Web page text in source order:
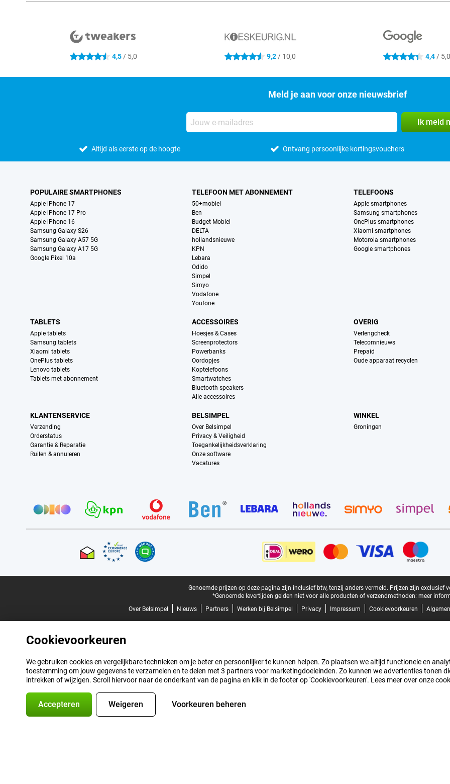
4.5 sterren 4,5/ 5,0 4.6 sterren 9,2/ 10,0 4.4 sterren 4,4 / 5,0
Meld je aan voor onze nieuwsbrief
Ik meld
Altijd als eerste op de hoogte Ontvang persoonlijke kortingsvouchers
POPULAIRE SMARTPHONES
Apple iPhone 17
Apple iPhone 17 Pro
Apple iPhone 16
Samsung Galaxy S26
Samsung Galaxy A57 5G
Samsung Galaxy A17 5G
Google Pixel 10a
TELEFOON MET ABONNEMENT
50+mobiel
Ben
Budget Mobiel
DELTA
hollandsnieuwe
KPN
Lebara
Odido
Simpel
Simyo
Vodafone
Youfone
TELEFOONS
Apple smartphones
Samsung smartphones
OnePlus smartphones
Xiaomi smartphones
Motorola smartphones
Google smartphones
TABLETS
Apple tablets
Samsung tablets
Xiaomi tablets
OnePlus tablets
Lenovo tablets
Tablets met abonnement
ACCESSOIRES
Hoesjes & Cases
Screenprotectors
Powerbanks
Oordopjes
Koptelefoons
Smartwatches
Bluetooth speakers
Alle accessoires
OVERIG
Verlengcheck
Telecomnieuws
Prepaid
Oude apparaat recyclen
KLANTENSERVICE
Verzending
Orderstatus
Garantie & Reparatie
Ruilen & annuleren
BELSIMPEL
Over Belsimpel
Privacy & Veiligheid
Toegankelijkheidsverklaring
Onze software
Vacatures
WINKEL
Groningen
Genoemde prijzen op deze pagina zijn inclusief btw, tenzij anders vermeld. Prijzen zijn exclusief
*Genoemde levertijden gelden niet voor alle producten of verzendmethoden: meer
Over Belsimpel
Nieuws Partners Werken bij Belsimpel Privacy Impressum Cookievoorkeuren
Cookievoorkeuren
We gebruiken cookies en vergelijkbare technieken om je beter en persoonlijker te kunnen helpen. Zo plaatsen we altijd functionele en
toestemming om jouw gegevens te verzamelen en te delen met 3 partners voor marketingdoeleinden. Zo kunnen we advertenties tonen
intrekken of wijzigen. Scroll hiervoor naar de onderkant van de pagina en klik in de footer op 'Cookievoorkeuren'. Lees meer over onze
Accepteren Weigeren Voorkeuren beheren